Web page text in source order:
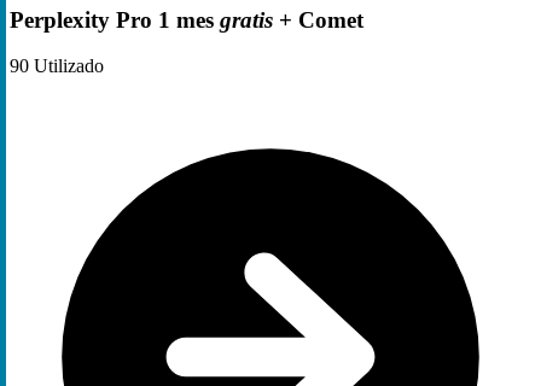
Perplexity Pro 1 mes gratis + Comet
90 Utilizado